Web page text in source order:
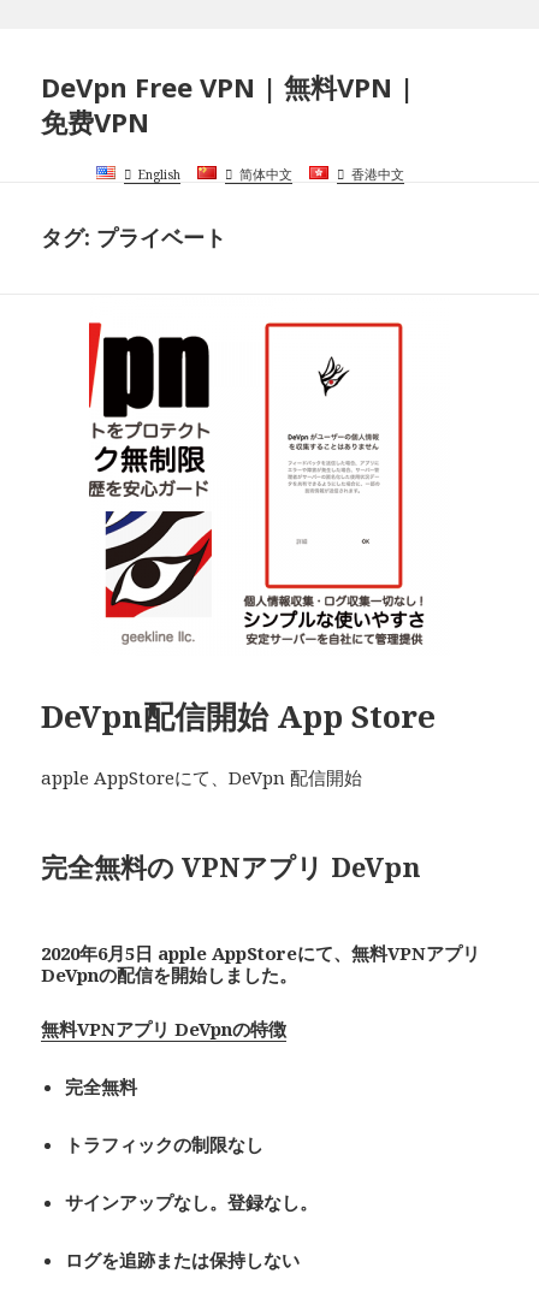
DeVpn Free VPN | 無料VPN |
免费VPN
タグ: プライベート
DeVpn配信開始 App Store
apple AppStoreにて、DeVpn 配信開始
完全無料の VPNアプリ DeVpn
2020年6月5日 apple AppStoreにて、無料VPNアプリ
DeVpnの配信を開始しました。
無料VPNアプリ DeVpnの特徴
完全無料
トラフィックの制限なし
サインアップなし。登録なし。
ログを追跡または保持しない
English 简体中文 香港中文